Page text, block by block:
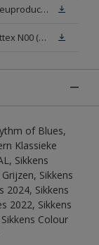
Sikkens Interior Wallpaints - EPD of Milieuproductverklaring
Veiligheidsinformatieblad Alpha Projecttex N00 (MSDS)
of Blues,
Klassieke
Sikkens
Sikkens
2024, Sikkens
2022, Sikkens
Colour